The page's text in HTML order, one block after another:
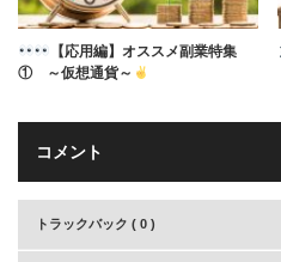
【応用編】オススメ副業特集
① ～仮想通貨～
コメント
トラックバック ( 0 )